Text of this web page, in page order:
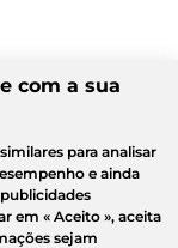
com a sua
para analisar
e ainda
em « Aceito », aceita
sejam